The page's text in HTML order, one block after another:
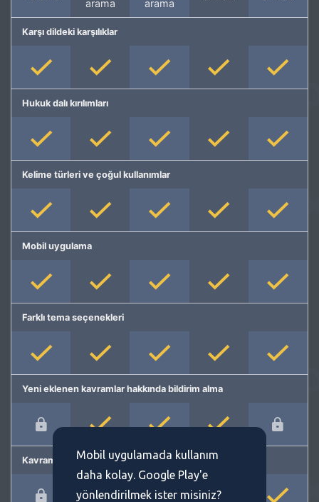
arama
arama
Karşı dildeki karşılıklar
Hukuk dalı kırılımları
Kelime türleri ve çoğul kullanımlar
Mobil uygulama
Farklı tema seçenekleri
Yeni eklenen kavramlar hakkında bildirim alma
Kavram önermeMobil uygulamada kullanım
daha kolay. Google Play'e
yönlendirilmek ister misiniz?